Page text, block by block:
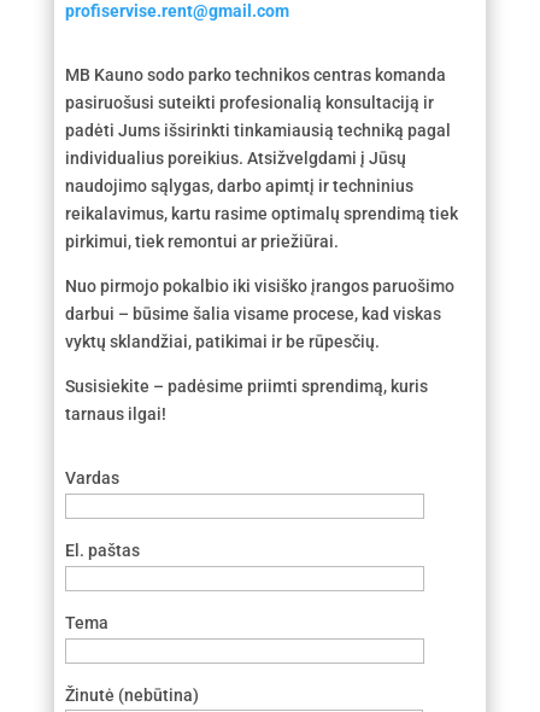
profiservise.rent@gmail.com
MB Kauno sodo parko technikos centras komanda
pasiruošusi suteikti profesionalią konsultaciją ir
padėti Jums išsirinkti tinkamiausią techniką pagal
individualius poreikius. Atsižvelgdami į Jūsų
naudojimo sąlygas, darbo apimtį ir techninius
reikalavimus, kartu rasime optimalų sprendimą tiek
pirkimui, tiek remontui ar priežiūrai.
Nuo pirmojo pokalbio iki visiško įrangos paruošimo
darbui – būsime šalia visame procese, kad viskas
vyktų sklandžiai, patikimai ir be rūpesčių.
Susisiekite – padėsime priimti sprendimą, kuris
tarnaus ilgai!
Vardas
El. paštas
Tema
Žinutė (nebūtina)